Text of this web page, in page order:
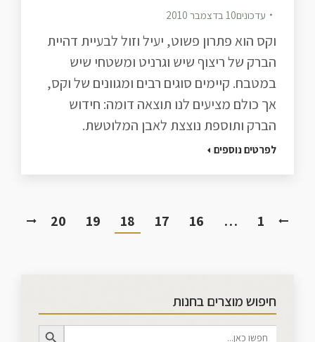
עדכונים10 בדצמבר 2010
וקס הוא פתרון פשוט, יעיל וזול לבעיית דהיית
הברק של ריצוף שיש וגרניט ומשטחי שיש
במטבח. קיימים סוגים רבים ומגוונים של וקס,
אך כולם מציעים לנו תוצאה דומה: חידוש
הברק ותוספת נוצצת לאבן המלוטשת.
לפרטים נוספים
1
…
16
17
18
19
20
חיפוש מוצרים בחנות
Search
Search Button